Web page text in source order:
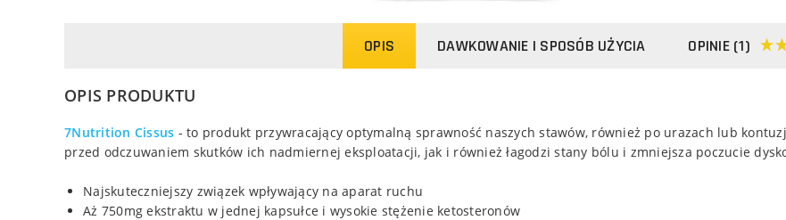
OPIS DAWKOWANIE I SPOSÓB UŻYCIA OPINIE (1)
OPIS PRODUKTU
7Nutrition Cissus - to produkt przywracający optymalną sprawność naszych stawów, również po urazach lub
przed odczuwaniem skutków ich nadmiernej eksploatacji, jak i również łagodzi stany bólu i zmniejsza poczucie
Najskuteczniejszy związek wpływający na aparat ruchu
Aż 750mg ekstraktu w jednej kapsułce i wysokie stężenie ketosteronów